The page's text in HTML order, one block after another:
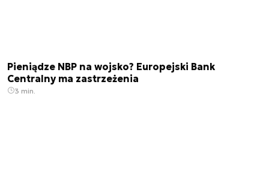
Pieniądze NBP na wojsko? Europejski Bank
Centralny ma zastrzeżenia
3 min.